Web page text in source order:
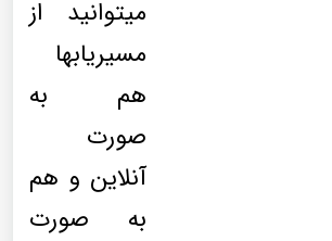
میتوانید از
مسیریابها
هم به
صورت
آنلاین و هم
به صورت